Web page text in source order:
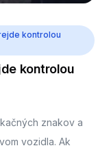
kontrolou
kontrolou
znakov a
vozidla. Ak